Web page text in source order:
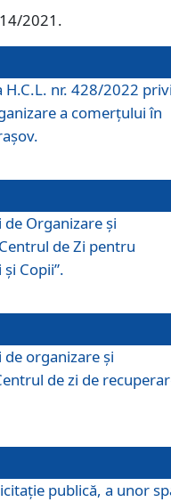
2021.
nr. 428/2022
a comerțului în
Organizare și
de Zi pentru
Copii”.
organizare şi
de zi de
publică, a unor